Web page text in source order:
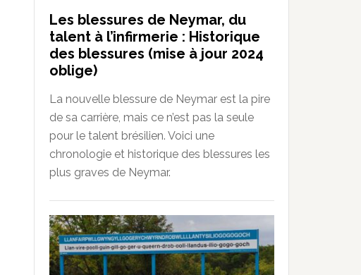
Les blessures de Neymar, du
talent à l’infirmerie : Historique
des blessures (mise à jour 2024
oblige)
La nouvelle blessure de Neymar est la pire
de sa carrière, mais ce n’est pas la seule
pour le talent brésilien. Voici une
chronologie et historique des blessures les
plus graves de Neymar.